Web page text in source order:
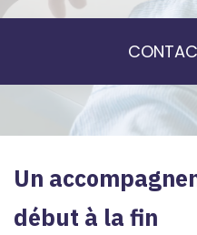
Un
début à la fin